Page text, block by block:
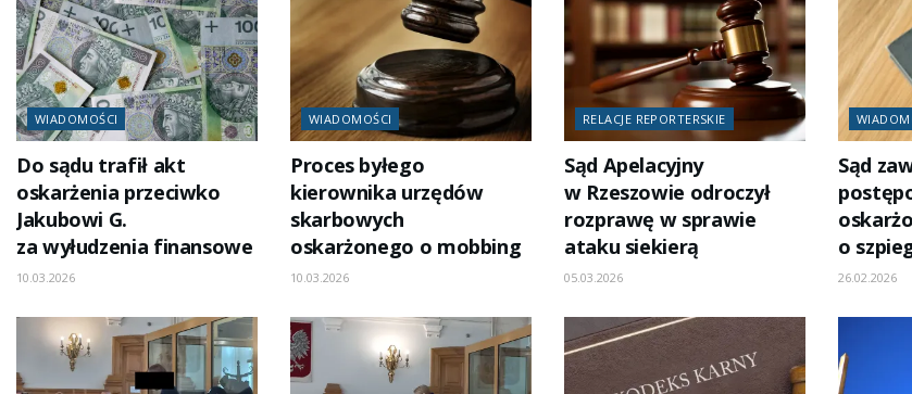
WIADOMOŚCI
Do sądu trafił akt
oskarżenia przeciwko
Jakubowi G.
za wyłudzenia finansowe
10.03.2026
WIADOMOŚCI
Proces byłego
kierownika urzędów
skarbowych
oskarżonego o mobbing
10.03.2026
RELACJE REPORTERSKIE
Sąd Apelacyjny
w Rzeszowie odroczył
rozprawę w sprawie
ataku siekierą
05.03.2026
Sąd
o
26.02.2026